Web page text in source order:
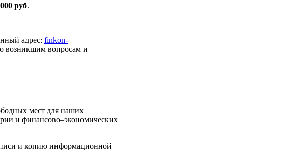
руб.
адрес: finkon-
возникшим вопросам и
мест для наших
и финансово–экономических
и копию информационной